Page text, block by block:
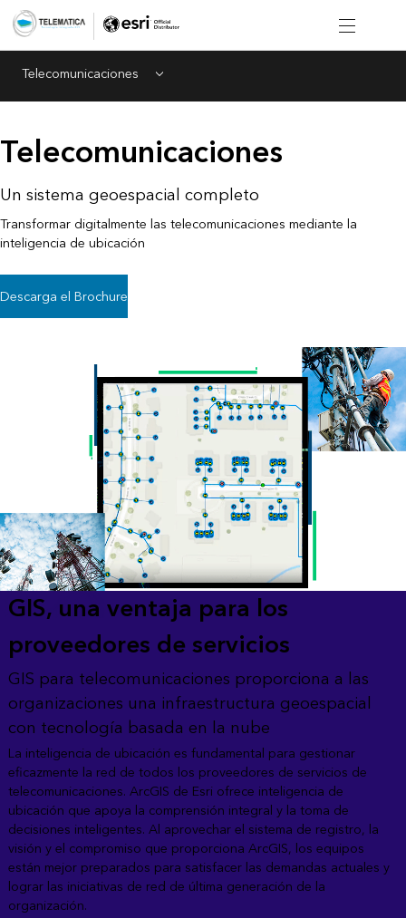
Telecomunicaciones Menu
Telecomunicaciones
Un sistema geoespacial completo
Transformar digitalmente las telecomunicaciones mediante la
inteligencia de ubicación
Descarga el Brochure
GIS, una ventaja para los
proveedores de servicios
GIS para telecomunicaciones proporciona a las
organizaciones una infraestructura geoespacial
con tecnología basada en la nube
La inteligencia de ubicación es fundamental para gestionar
eficazmente la red de todos los proveedores de servicios de
telecomunicaciones. ArcGIS de Esri ofrece inteligencia de
ubicación que apoya la comprensión integral y la toma de
decisiones inteligentes. Al aprovechar el sistema de registro, la
visión y el compromiso que proporciona ArcGIS, los equipos
están mejor preparados para satisfacer las demandas actuales y
lograr las iniciativas de red de última generación de la
organización.